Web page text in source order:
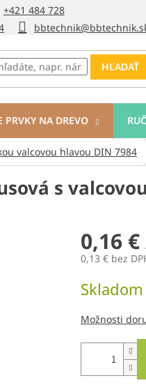
+421 484 728
HĽADAŤ
PRVKY NA DREVO
valcovou hlavou DIN 7984
s
0,16 €
0,13 € bez
cena:
Skladom
Možnosti